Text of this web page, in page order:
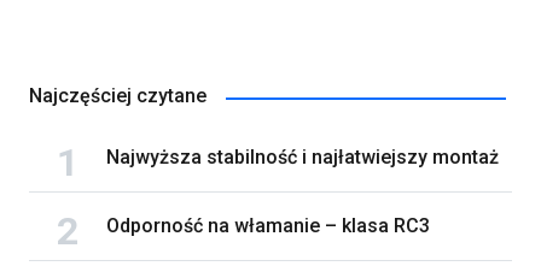
Najczęściej czytane
Najwyższa stabilność i najłatwiejszy montaż
Odporność na włamanie – klasa RC3